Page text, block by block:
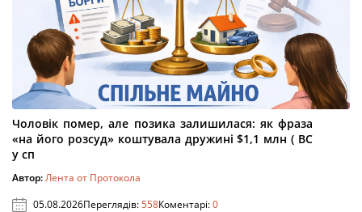
Чоловік помер, але позика залишилася: як фраза
«на його розсуд» коштувала дружині $1,1 млн ( ВС
у сп
Автор:Лента от Протокола
05.08.2026Переглядів:558Коментарі:0